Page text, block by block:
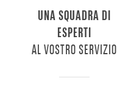
UNA SQUADRA DI
ESPERTI
AL VOSTRO SERVIZIO